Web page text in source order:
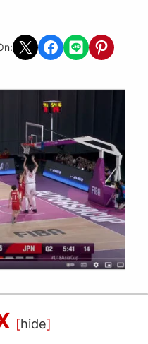
Share on X Share on Facebook
Share on LINEShare on
[hide]